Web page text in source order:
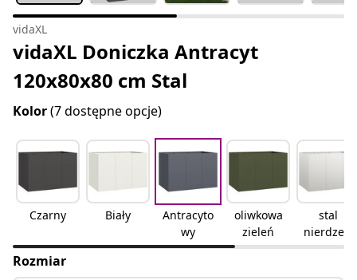
vidaXL
vidaXL Doniczka Antracyt
120x80x80 cm Stal
Kolor(7 dostępne opcje)
Czarny Biały
Antracyto
wy
oliwkowa
zieleń
stal
nierdzew
na
Rozmiar